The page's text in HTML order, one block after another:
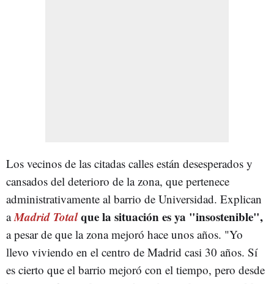
Los vecinos de las citadas calles están desesperados y
cansados del deterioro de la zona, que pertenece
administrativamente al barrio de Universidad. Explican
aMadrid Totalquela situación es ya "insostenible",
a pesar de que la zona mejoró hace unos años. "Yo
llevo viviendo en el centro de Madrid casi 30 años. Sí
es cierto que el barrio mejoró con el tiempo, pero desde